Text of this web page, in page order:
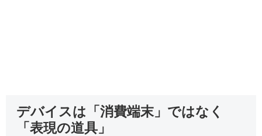
デバイスは「消費端末」ではなく
「表現の道具」